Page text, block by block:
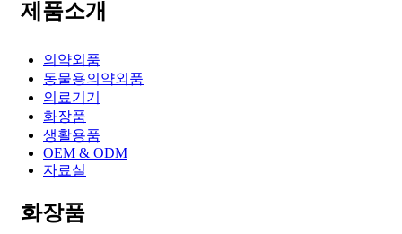
제품소개
의약외품
동물용의약외품
의료기기
화장품
생활용품
OEM & ODM
자료실
화장품